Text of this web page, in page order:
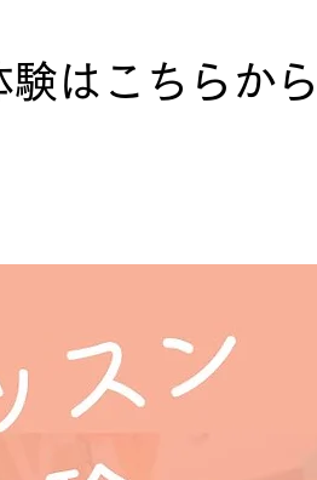
験はこちらか